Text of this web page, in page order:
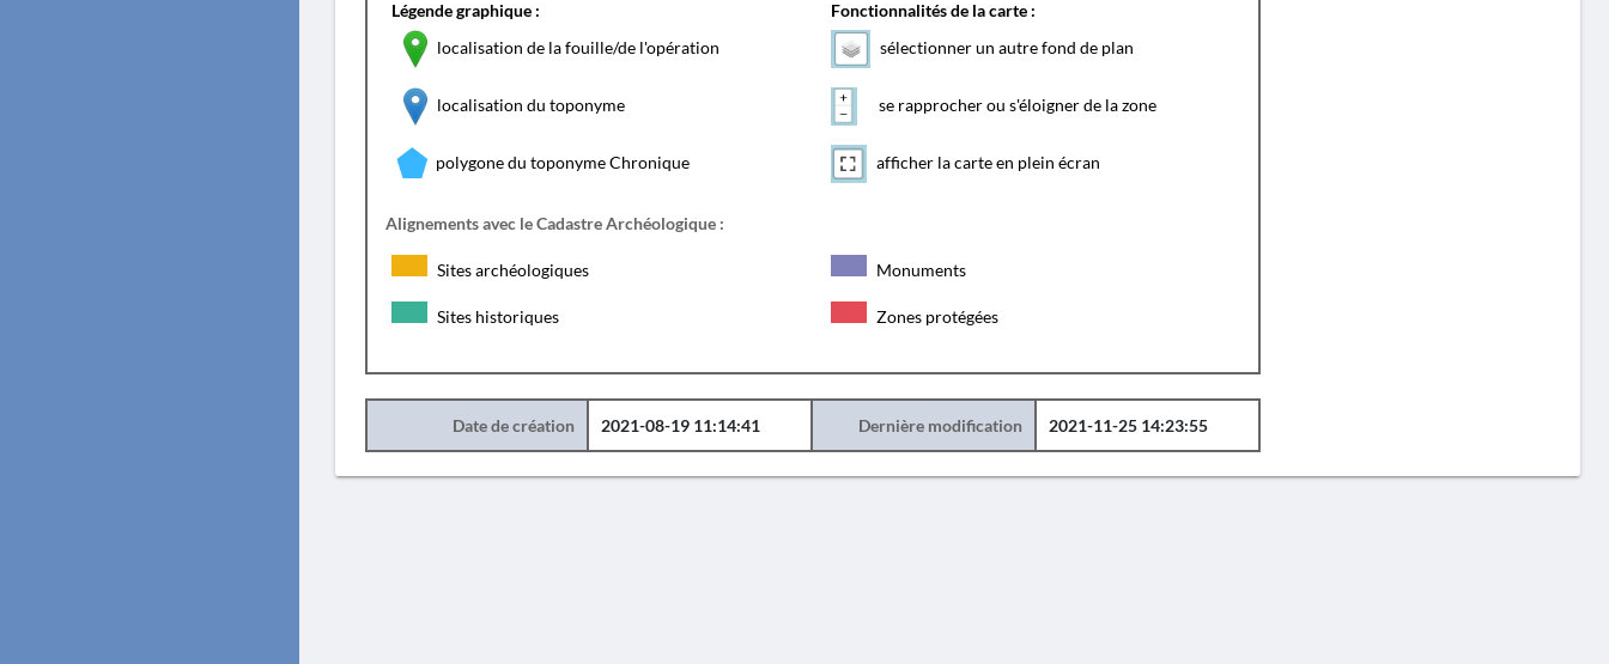
Légende graphique :
localisation de la fouille/de l'opération
localisation du toponyme
polygone du toponyme Chronique
Fonctionnalités de la carte :
sélectionner un autre fond de plan
se rapprocher ou s'éloigner de la zone
afficher la carte en plein écran
Alignements avec le Cadastre Archéologique :
Sites archéologiques Monuments
Sites historiques Zones protégées
Date de création 2021-08-19 11:14:41 Dernière modification 2021-11-25 14:23:55